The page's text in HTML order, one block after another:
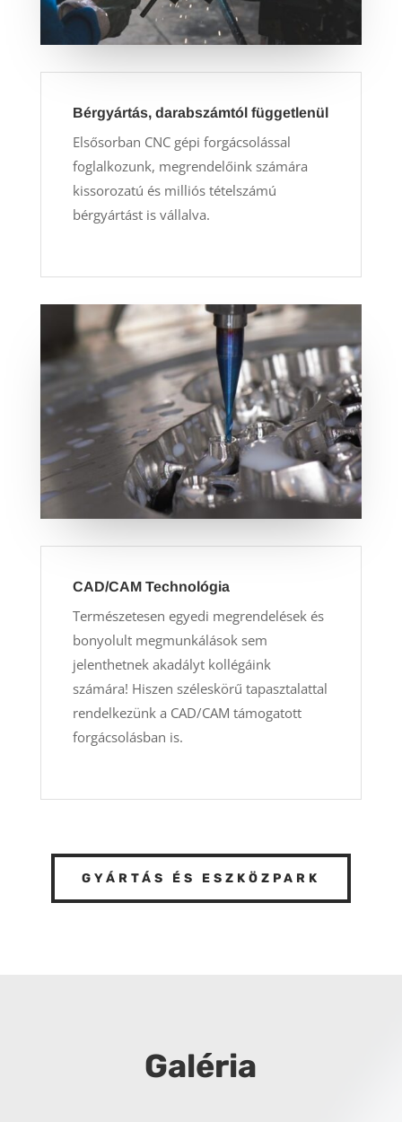
Bérgyártás, darabszámtól függetlenül
Elsősorban CNC gépi forgácsolással
foglalkozunk, megrendelőink számára
kissorozatú és milliós tételszámú
bérgyártást is vállalva.
CAD/CAM Technológia
Természetesen egyedi megrendelések és
bonyolult megmunkálások sem
jelenthetnek akadályt kollégáink
számára! Hiszen széleskörű tapasztalattal
rendelkezünk a CAD/CAM támogatott
forgácsolásban is.
GYÁRTÁS ÉS ESZKÖZPARK
Galéria